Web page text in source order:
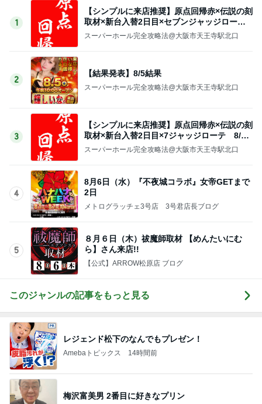
1
【シンプルに来店推奨】原点回帰赤×伝説の刻
取材×新台入替2日目×セブンジャッジローテ
取材
スーパーホール完全攻略法@大阪市天王寺駅北口
2
【結果発表】8/5結果
スーパーホール完全攻略法@大阪市天王寺駅北口
3
【シンプルに来店推奨】原点回帰赤×伝説の刻
取材×新台入替2日目×7ジャッジローテ 8/5
結果
スーパーホール完全攻略法@大阪市天王寺駅北口
4
8月6日（水）『不夜城コラボ』女帝GETまで
2日
メトログラッチェ3号店 3号君店長ブログ
5
８月６日（木）祓魔師取材 【めんたいにむ
ら】さん来店!!
【公式】ARROW松原店 ブログ
このジャンルの記事をもっと見る
レジェンド松下のなんでもプレゼン！
Amebaトピックス 14時間前
梅沢富美男 2番目に好きなプリン